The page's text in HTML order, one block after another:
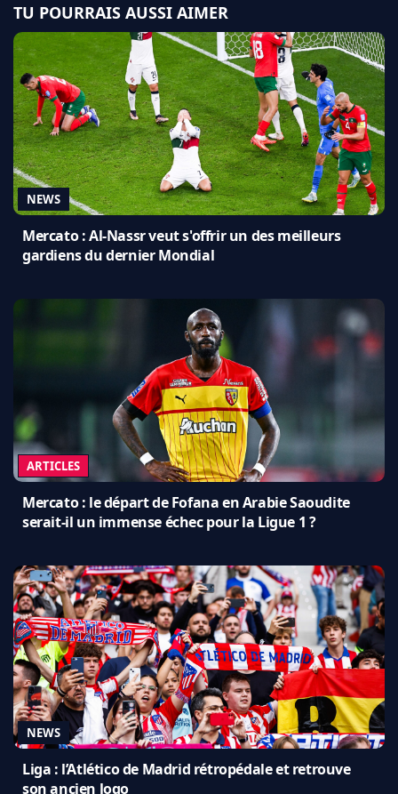
TU POURRAIS AUSSI AIMER
NEWS
Mercato : Al-Nassr veut s'offrir un des meilleurs
gardiens du dernier Mondial
ARTICLES
Mercato : le départ de Fofana en Arabie Saoudite
serait-il un immense échec pour la Ligue 1 ?
NEWS
Liga : l’Atlético de Madrid rétropédale et retrouve
son ancien logo